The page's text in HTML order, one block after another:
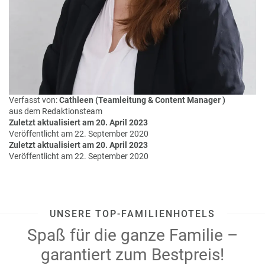
P
a
rt
Verfasst von:Cathleen (Teamleitung & Content Manager )
aus dem Redaktionsteam
Zuletzt aktualisiert am 20. April 2023
Veröffentlicht am 22. September 2020
Zuletzt aktualisiert am 20. April 2023
Veröffentlicht am 22. September 2020
UNSERE TOP-FAMILIENHOTELS
Spaß für die ganze Familie –
garantiert zum Bestpreis!